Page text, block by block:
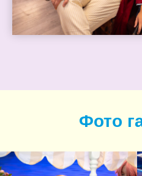
Фото